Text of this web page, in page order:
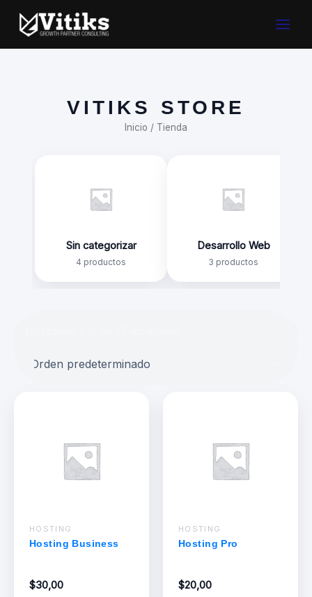
contenido
VITIKS STORE
Inicio / Tienda
Sin categorizar
4 productos
Desarrollo Web
3 productos
HOSTING
Hosting Business
$30,00
HOSTING
Hosting Pro
$20,00